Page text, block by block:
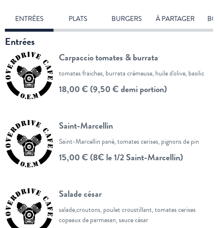
ENTRÉES PLATS BURGERS À PARTAGER
Entrées
Carpaccio tomates & burrata
tomates fraiches, burrata crémeuse, huile d'olive, basilic
18,00 € (9,50 € demi portion)
Saint-Marcellin
Saint-Marcellin pané, tomates cerises, pignons de pin
15,00 € (8€ le 1/2 Saint-Marcellin)
Salade césar
salade,croutons, poulet croustillant, tomates cerises
copeaux de parmesan, sauce césar